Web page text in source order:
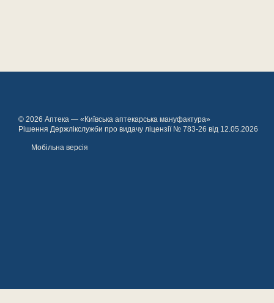
© 2026 Аптека — «Київська аптекарська мануфактура»
Рішення Держлікслужби про видачу ліцензії № 783-26 від 12.05.2026
Мобільна версія